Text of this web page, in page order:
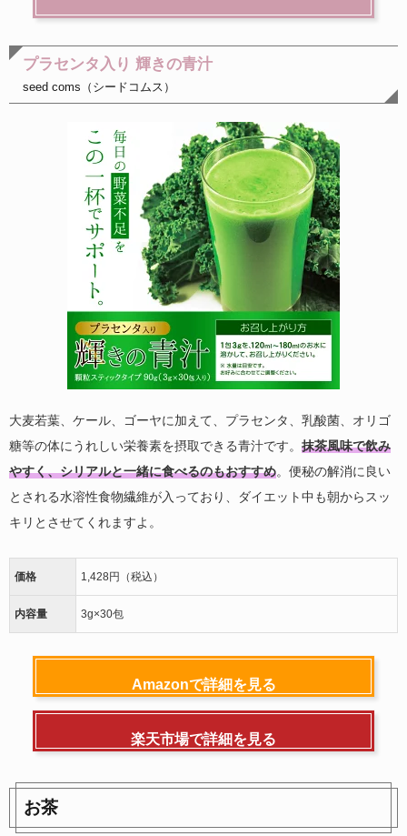
プラセンタ入り 輝きの青汁
seed coms（シードコムス）
大麦若葉、ケール、ゴーヤに加えて、プラセンタ、乳酸菌、オリゴ
糖等の体にうれしい栄養素を摂取できる青汁です。 抹茶風味で飲み
やすく、シリアルと一緒に食べるのもおすすめ。便秘の解消に良い
とされる水溶性食物繊維が入っており、ダイエット中も朝からスッ
キリとさせてくれますよ。
価格 1,428円（税込）
内容量 3g×30包
Amazonで詳細を見る
楽天市場で詳細を見る
お茶